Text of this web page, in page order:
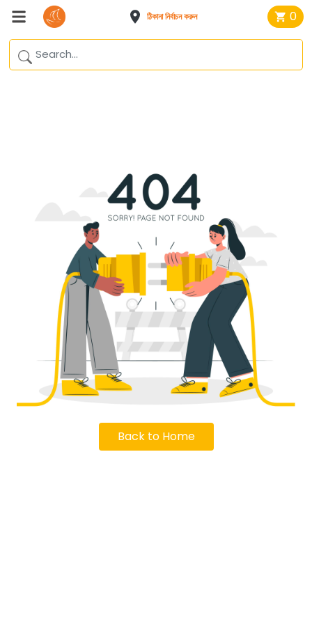
ঠিকানা নির্বাচন করুন 0
Back to Home